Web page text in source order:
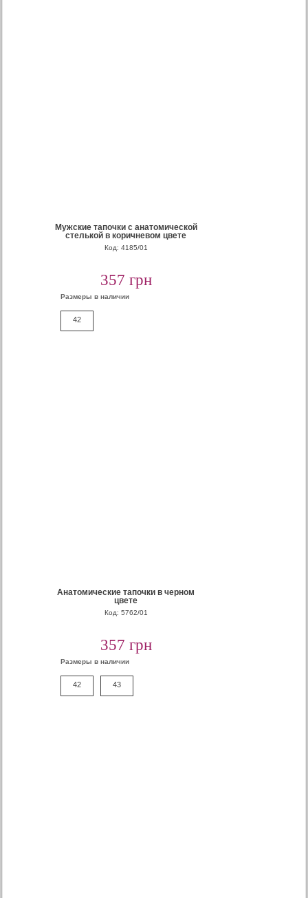
Мужские тапочки с анатомической
стелькой в коричневом цвете
Код: 4185/01
357 грн
Размеры в наличии
42
Анатомические тапочки в черном
цвете
Код: 5762/01
357 грн
Размеры в наличии
42 43